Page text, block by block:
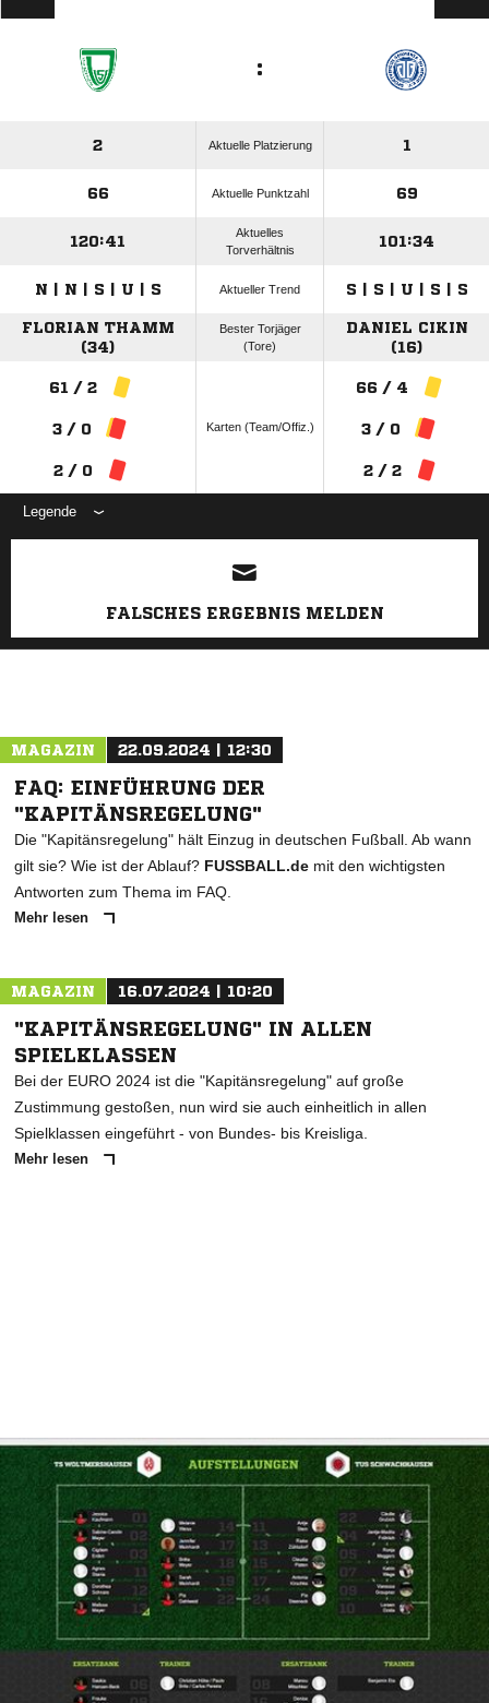
:
2 Aktuelle Platzierung 1
66 Aktuelle Punktzahl 69
120:41
Aktuelles
Torverhältnis
101:34
N | N | S | U | S Aktueller Trend S | S | U | S | S
FLORIAN THAMM
(34)
Bester Torjäger
(Tore)
DANIEL CIKIN
(16)
61 / 2
3 / 0
2 / 0
Karten (Team/Offiz.)
66 / 4
3 / 0
2 / 2
Legende
ANZEIGE
FALSCHES ERGEBNIS MELDEN
MAGAZIN 22.09.2024 | 12:30
FAQ: EINFÜHRUNG DER
"KAPITÄNSREGELUNG"
Die "Kapitänsregelung" hält Einzug in deutschen Fußball. Ab wann
gilt sie? Wie ist der Ablauf? FUSSBALL.de mit den wichtigsten
Antworten zum Thema im FAQ.
Mehr lesen
MAGAZIN 16.07.2024 | 10:20
"KAPITÄNSREGELUNG" IN ALLEN
SPIELKLASSEN
Bei der EURO 2024 ist die "Kapitänsregelung" auf große
Zustimmung gestoßen, nun wird sie auch einheitlich in allen
Spielklassen eingeführt - von Bundes- bis Kreisliga.
Mehr lesen